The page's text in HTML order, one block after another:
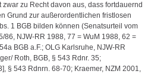
zu Recht davon aus, dass fortdauernd
Grund zur außerordentlichen fristlosen
1 BGB bilden können (Senatsurteil vom
86, NJW-RR 1988, 77 = WuM 1988, 62 =
BGB a.F.; OLG Karlsruhe, NJW-RR
Roth, BGB, § 543 Rdnr. 35;
§ 543 Rdnrn. 68-70; Kraemer, NZM 2001,